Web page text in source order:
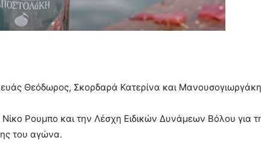
Θεόδωρος, Σκορδαρά Κατερίνα και Μανουσογιωργάκη
Ρουμπο και την Λέσχη Ειδικών Δυνάμεων Βόλου για
του αγώνα.